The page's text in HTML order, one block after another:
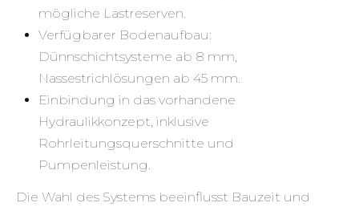
mögliche Lastreserven.
Verfügbarer Bodenaufbau:
Dünnschichtsysteme ab 8 mm,
Nassestrichlösungen ab 45 mm.
Einbindung in das vorhandene
Hydraulikkonzept, inklusive
Rohrleitungsquerschnitte und
Pumpenleistung.
Die Wahl des Systems beeinflusst Bauzeit und